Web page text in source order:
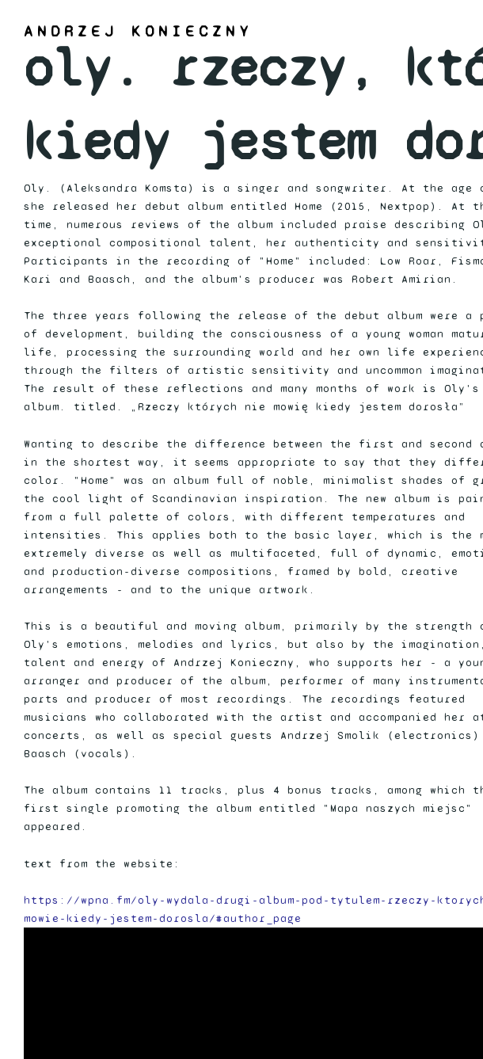
ANDRZEJ KONIECZNY
oly. rzeczy,
kiedy jestem
Oly. (Aleksandra Komsta) is a singer and songwriter. At the age
she released her debut album entitled Home (2015, Nextpop). At
time, numerous reviews of the album included praise describing
exceptional compositional talent, her authenticity and
Participants in the recording of "Home" included: Low Roar,
Kari and Baasch, and the album's producer was Robert Amirian.
The three years following the release of the debut album were a
of development, building the consciousness of a young woman
life, processing the surrounding world and her own life
through the filters of artistic sensitivity and uncommon
The result of these reflections and many months of work is Oly's
album. titled. „Rzeczy których nie mowię kiedy jestem dorosła”
Wanting to describe the difference between the first and second
in the shortest way, it seems appropriate to say that they
color. "Home" was an album full of noble, minimalist shades of
the cool light of Scandinavian inspiration. The new album is
from a full palette of colors, with different temperatures and
intensities. This applies both to the basic layer, which is the
extremely diverse as well as multifaceted, full of dynamic,
and production-diverse compositions, framed by bold, creative
arrangements - and to the unique artwork.
This is a beautiful and moving album, primarily by the strength
Oly's emotions, melodies and lyrics, but also by the imagination,
talent and energy of Andrzej Konieczny, who supports her - a
arranger and producer of the album, performer of many
parts and producer of most recordings. The recordings featured
musicians who collaborated with the artist and accompanied her
concerts, as well as special guests Andrzej Smolik (electronics)
Baasch (vocals).
The album contains 11 tracks, plus 4 bonus tracks, among which
first single promoting the album entitled "Mapa naszych miejsc"
appeared.
text from the website:
https://wpna.fm/oly-wydala-drugi-album-pod-tytulem-rzeczy-
mowie-kiedy-jestem-dorosla/#author_page